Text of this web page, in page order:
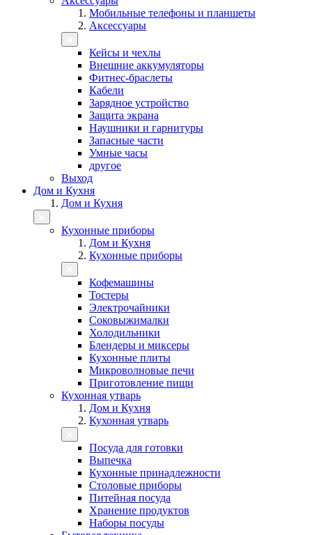
Мобильные телефоны и планшеты
Аксессуары
Кейсы и чехлы
Внешние аккумуляторы
Фитнес-браслеты
Кабели
Зарядное устройство
Защита экрана
Наушники и гарнитуры
Запасные части
Умные часы
другое
Выход
Дом и Кухня
Дом и Кухня
Кухонные приборы
Дом и Кухня
Кухонные приборы
Кофемашины
Тостеры
Электрочайники
Соковыжималки
Холодильники
Блендеры и миксеры
Кухонные плиты
Микроволновые печи
Приготовление пищи
Кухонная утварь
Дом и Кухня
Кухонная утварь
Посуда для готовки
Выпечка
Кухонные принадлежности
Столовые приборы
Питейная посуда
Хранение продуктов
Наборы посуды